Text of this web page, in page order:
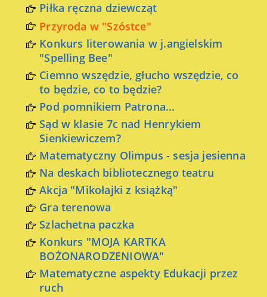
Piłka ręczna dziewcząt
Przyroda w "Szóstce"
Konkurs literowania w j.angielskim
"Spelling Bee"
Ciemno wszędzie, głucho wszędzie, co
to będzie, co to będzie?
Pod pomnikiem Patrona...
Sąd w klasie 7c nad Henrykiem
Sienkiewiczem?
Matematyczny Olimpus - sesja jesienna
Na deskach bibliotecznego teatru
Akcja "Mikołajki z książką"
Gra terenowa
Szlachetna paczka
Konkurs "MOJA KARTKA
BOŻONARODZENIOWA"
Matematyczne aspekty Edukacji przez
ruch